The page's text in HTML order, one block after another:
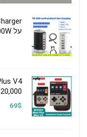
על 100W
20,000+ משחקים במחיר מדהים!
69$